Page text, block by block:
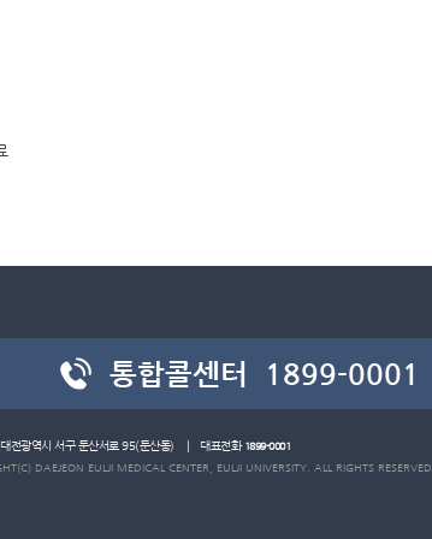
전광역시 서구 둔산서로 95(둔산동) | 대표전화1899-0001
DAEJEON EULJI MEDICAL CENTER, EULJI UNIVERSITY. ALL RIGHTS RESERVED.